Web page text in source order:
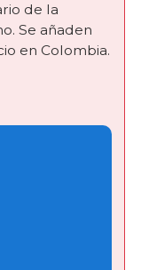
de la
Se añaden
en Colombia.